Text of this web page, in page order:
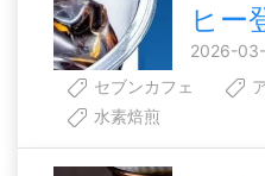
ヒー
2026-
セブンカフェ
水素焙煎